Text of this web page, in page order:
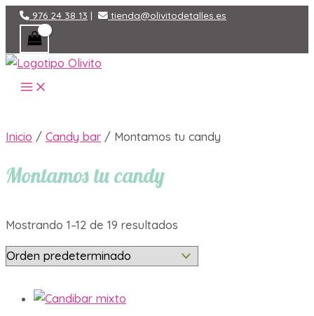
contenido
976 24 38 13 | tienda@olivitodetalles.es
MAIN
MENU
Inicio / Candy bar / Montamos tu candy
Montamos tu candy
Mostrando 1–12 de 19 resultados